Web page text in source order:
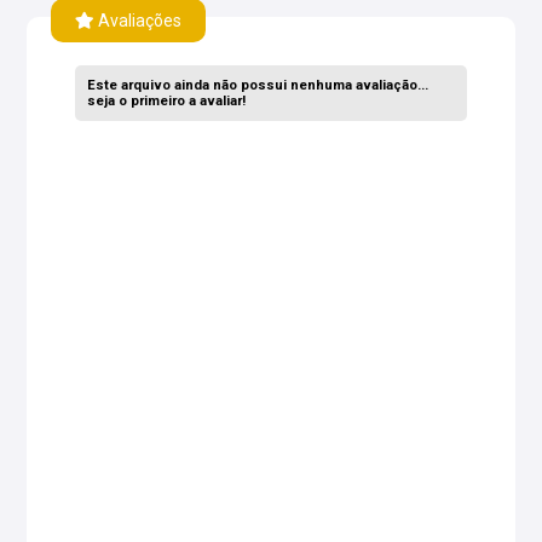
Avaliações
Este arquivo ainda não possui nenhuma avaliação...
seja o primeiro a avaliar!